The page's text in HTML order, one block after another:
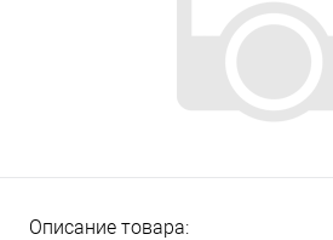
Описание товара: